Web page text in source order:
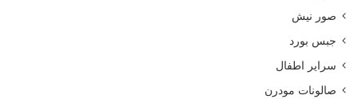
صور نيش
جبس بورد
سراير اطفال
صالونات مودرن